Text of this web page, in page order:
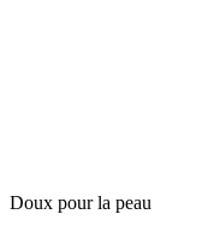
Doux pour la peau